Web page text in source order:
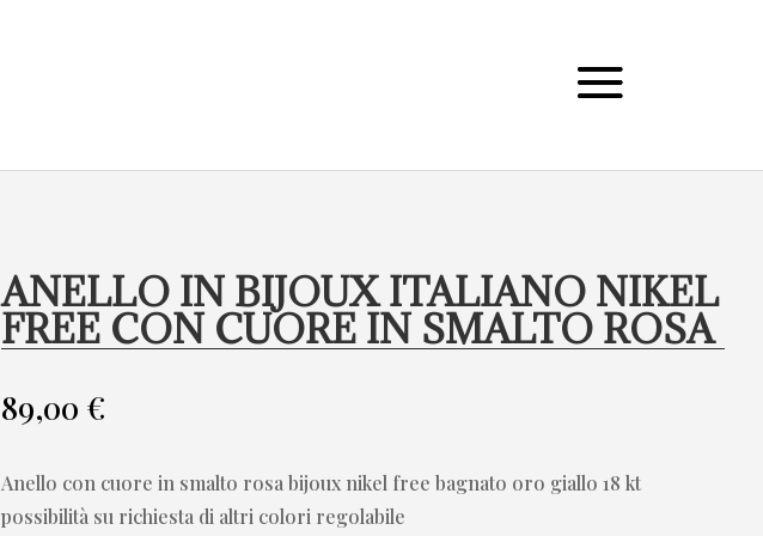
ANELLO IN BIJOUX ITALIANO NIKEL
FREE CON CUORE IN SMALTO ROSA
89,00 €
Anello con cuore in smalto rosa bijoux nikel free bagnato oro giallo 18 kt
possibilità su richiesta di altri colori regolabile